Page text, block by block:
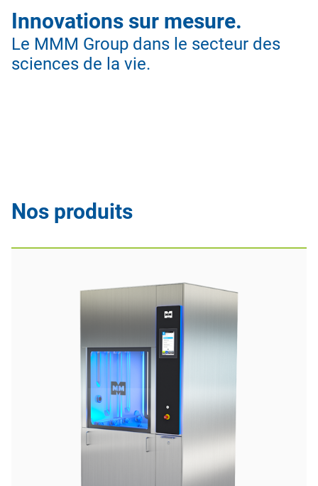
Innovations sur mesure.
Le MMM Group dans le secteur des
sciences de la vie.
Nos produits